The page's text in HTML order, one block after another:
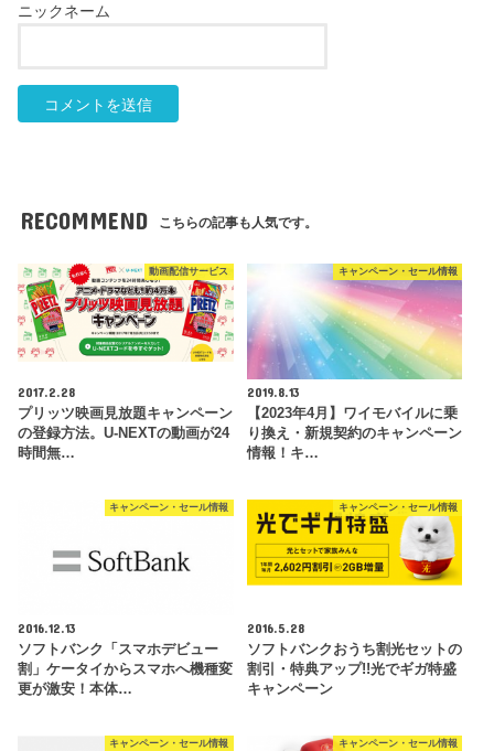
RECOMMEND こちらの記事も人気です。
動画配信サービス
2017.2.28
プリッツ映画見放題キャンペーン
の登録方法。U-NEXTの動画が24
時間無…
キャンペーン・セール情報
2019.8.13
【2023年4月】ワイモバイルに乗
り換え・新規契約のキャンペーン
情報！キ…
キャンペーン・セール情報
2016.12.13
ソフトバンク「スマホデビュー
割」ケータイからスマホへ機種変
更が激安！本体…
キャンペーン・セール情報
2016.5.28
ソフトバンクおうち割光セットの
割引・特典アップ!!光でギガ特盛
キャンペーン
キャンペーン・セール情報 キャンペーン・セール情報